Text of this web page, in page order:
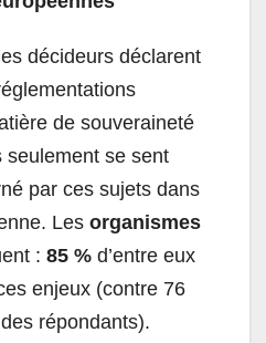
décideurs déclarent
de souveraineté
seulement se sent
par ces sujets dans
Les organismes
: 85 % d’entre eux
enjeux (contre 76
répondants).